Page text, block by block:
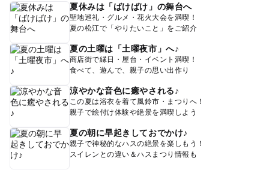
夏休みは「ばけばけ」の舞台へ
聖地巡礼・グルメ・花火大会を満喫！
夏の松江で「やりたいこと」をご紹介
夏の土曜は「土曜夜市」へ♪
商店街で縁日・屋台・イベント満喫！
食べて、遊んで、親子の思い出作り
涼やかな音色に癒やされる♪
この夏は浴衣を着て風鈴市・まつりへ！
親子で絵付け体験や絶景を満喫しよう
夏の朝に早起きしておでかけ♪
親子で神秘的なハスの絶景を楽しもう！
スイレンとの違い＆ハスまつり情報も